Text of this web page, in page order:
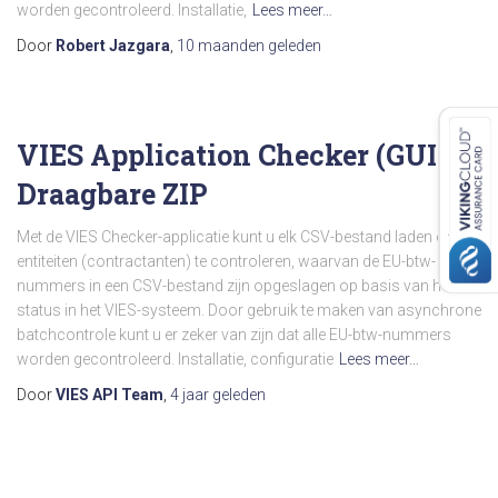
worden gecontroleerd. Installatie,
Lees meer…
Door Robert Jazgara 10 maanden geleden
VIES Application Checker (GUI) –
Draagbare ZIP
Met de VIES Checker-applicatie kunt u elk CSV-bestand laden om
entiteiten (contractanten) te controleren, waarvan de EU-btw-
nummers in een CSV-bestand zijn opgeslagen op basis van hun
status in het VIES-systeem. Door gebruik te maken van asynchrone
batchcontrole kunt u er zeker van zijn dat alle EU-btw-nummers
worden gecontroleerd. Installatie, configuratie
Lees meer…
DoorVIES API Team 4 jaar geleden